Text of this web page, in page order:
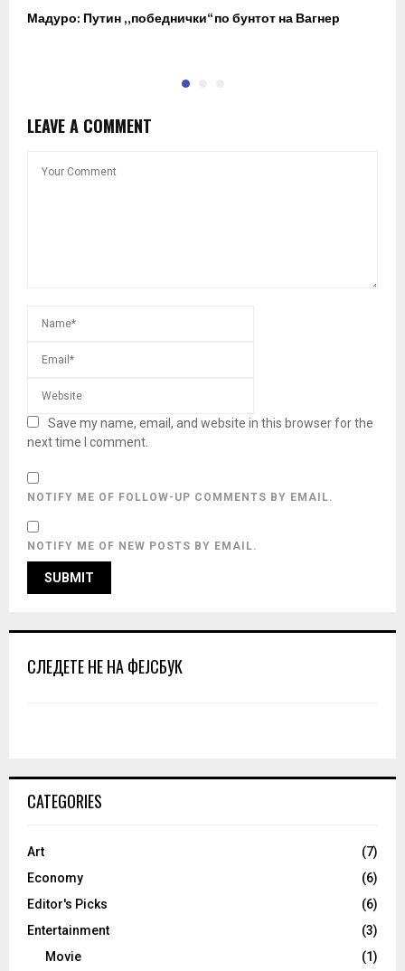
Мадуро: Путин „победнички“ по бунтот на Вагнер
LEAVE A COMMENT
Save my name, email, and website in this browser for the
next time I comment.
NOTIFY ME OF FOLLOW-UP COMMENTS BY EMAIL.
NOTIFY ME OF NEW POSTS BY EMAIL.
СЛЕДЕТЕ НЕ НА ФЕЈСБУК
CATEGORIES
Art
(7)
Economy
(6)
Editor's Picks
(6)
Entertainment
(3)
Movie
(1)